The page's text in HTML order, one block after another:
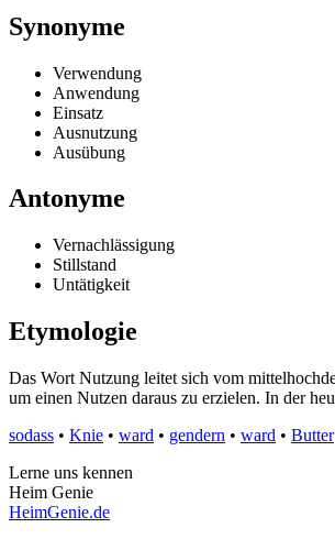
Synonyme
Verwendung
Anwendung
Einsatz
Ausnutzung
Ausübung
Antonyme
Vernachlässigung
Stillstand
Untätigkeit
Etymologie
Das Wort Nutzung leitet sich vom
um einen Nutzen daraus zu erzielen. In der
sodass • Knie • ward • gendern • ward • Butter
Lerne uns kennen
Heim Genie
HeimGenie.de